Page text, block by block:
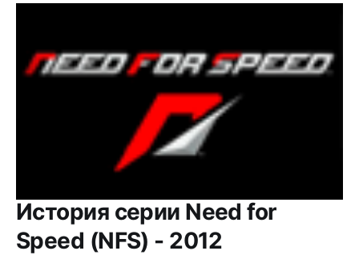
История серии Need for
Speed (NFS) - 2012